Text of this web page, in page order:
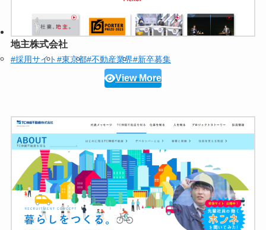
地主株式会社
#採用サイト#東京都#不動産業界#新卒募集
View More